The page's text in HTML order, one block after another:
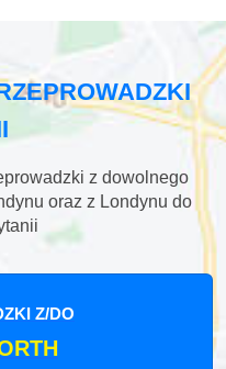
z dowolnego
oraz z Londynu do
Z/DO